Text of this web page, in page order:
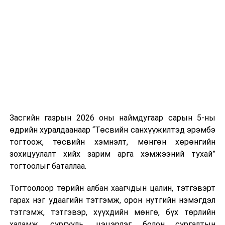
Шинэ хууль Францын зах зээлд үйлчилдэг гадаадын
дуудлагын төвүүдэд нөлөөлөхөөр байна. Тухайлбал,
Мароккогийн дуудлагын төвүүдийн орлогын 80 гаруй
хувь Францын зах зээлээс бүрддэг бөгөөд тус улсын
40–50 мянган ажлын байр эрсдэлд орж болзошгүйг
Засгийн газрын 2026 оны наймдугаар сарын 5-ны
өдрийн хуралдаанаар “Төсвийн санхүүжилтэд эрэмбэ
тогтоож, төсвийн хэмнэлт, мөнгөн хөрөнгийн
зохицуулалт хийх зарим арга хэмжээний тухай”
тогтоолыг баталлаа.
Тогтоолоор төрийн албан хаагчдын цалин, тэтгэвэрт
гарах нэг удаагийн тэтгэмж, орон нутгийн нэмэгдэл
тэтгэмж, тэтгэвэр, хүүхдийн мөнгө, бүх төрлийн